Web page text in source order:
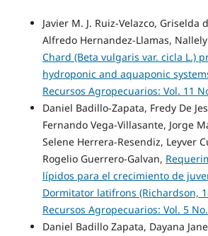
Javier M. J. Ruiz-Velazco, Griselda
Alfredo Hernandez-Llamas,
Chard (Beta vulgaris var. cicla L.)
hydroponic and aquaponic
Recursos Agropecuarios: Vol. 11
Daniel Badillo-Zapata, Fredy De
Fernando Vega-Villasante, Jorge
Selene Herrera-Resendiz, Leyver
Rogelio Guerrero-Galvan,
lípidos para el crecimiento de
Dormitator latifrons (Richardson,
Recursos Agropecuarios: Vol. 5
Daniel Badillo Zapata, Dayana